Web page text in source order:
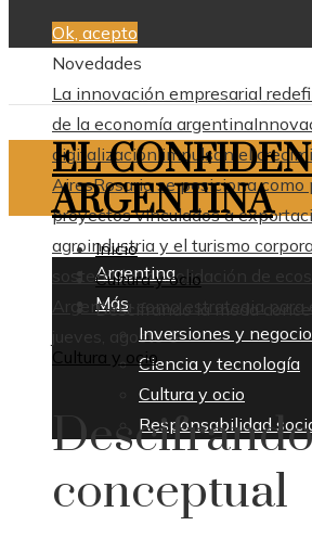
Ok, acepto
Novedades
La innovación empresarial
de la economía argentina
digitalización impulsan el
AiresRosario se posiciona
proyectos vinculados a
agroindustria y el turismo
sostenibleConsolidación de
Argentina como estrategia para
jueves, agosto 6
EL
ARGENTINA
Argentina
Más
Inversiones y
Ciencia y tecnología
Cultura y ocio
Responsabilidad
Inicio
Cultura y ocio
Descifrando la moda
Cultura y ocio
conceptual